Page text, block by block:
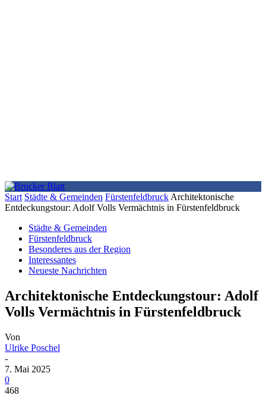
Start Städte & Gemeinden Fürstenfeldbruck Architektonische
Entdeckungstour: Adolf Volls Vermächtnis in Fürstenfeldbruck
Städte & Gemeinden
Fürstenfeldbruck
Besonderes aus der Region
Interessantes
Neueste Nachrichten
Architektonische Entdeckungstour: Adolf
Volls Vermächtnis in Fürstenfeldbruck
Von
Ulrike Poschel
-
7. Mai 2025
0
468